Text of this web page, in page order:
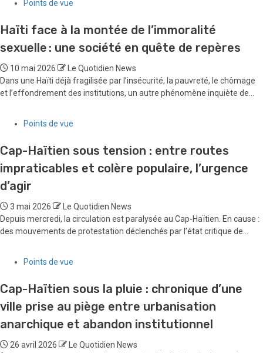
Points de vue
Haïti face à la montée de l’immoralité
sexuelle : une société en quête de repères
10 mai 2026
Le Quotidien News
Dans une Haïti déjà fragilisée par l’insécurité, la pauvreté, le chômage
et l’effondrement des institutions, un autre phénomène inquiète de...
Points de vue
Cap-Haïtien sous tension : entre routes
impraticables et colère populaire, l’urgence
d’agir
3 mai 2026
Le Quotidien News
Depuis mercredi, la circulation est paralysée au Cap-Haïtien. En cause :
des mouvements de protestation déclenchés par l’état critique de...
Points de vue
Cap-Haïtien sous la pluie : chronique d’une
ville prise au piège entre urbanisation
anarchique et abandon institutionnel
26 avril 2026
Le Quotidien News